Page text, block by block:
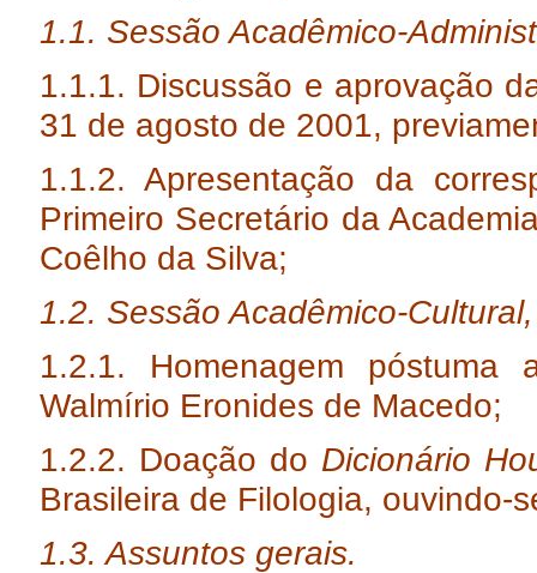
1.1. Sessão Acadêmico-
1.1.1. Discussão e aprovação
31 de agosto de 2001,
1.1.2. Apresentação da
Primeiro Secretário da
Coêlho da Silva;
1.2. Sessão Acadêmico-
1.2.1. Homenagem
Walmírio Eronides de Macedo;
1.2.2. Doação do Dicionário
Brasileira de Filologia, ouvindo-
1.3. Assuntos gerais.